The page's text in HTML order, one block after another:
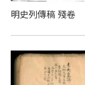
明史列傳稿 殘卷